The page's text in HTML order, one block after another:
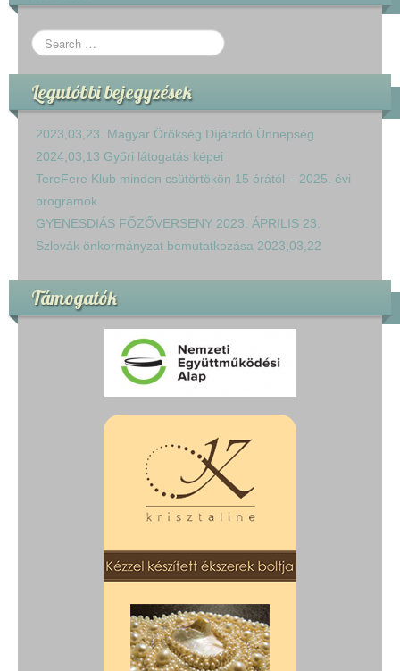
Legutóbbi bejegyzések
2023,03,23. Magyar Örökség Díjátadó Ünnepség
2024,03,13 Győri látogatás képei
TereFere Klub minden csütörtökön 15 órától – 2025. évi
programok
GYENESDIÁS FŐZŐVERSENY 2023. ÁPRILIS 23.
Szlovák önkormányzat bemutatkozása 2023,03,22
Támogatók